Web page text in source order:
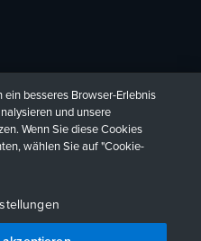
日本語
besseres Browser-Erlebnis
und unsere
Wenn Sie diese Cookies
wählen Sie auf "Cookie-